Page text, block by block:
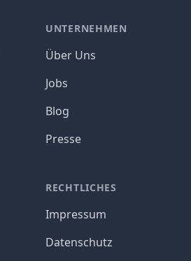
UNTERNEHMEN
Über Uns
Jobs
Blog
Presse
RECHTLICHES
Impressum
Datenschutz